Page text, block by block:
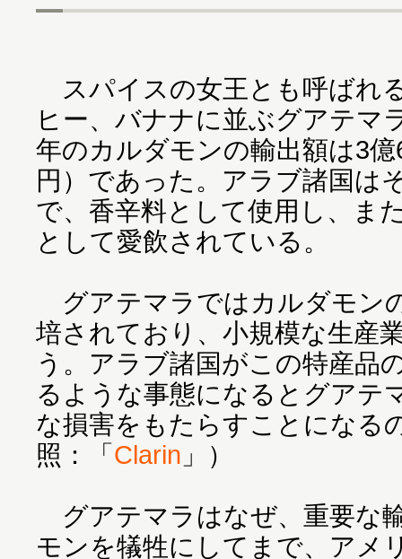
スパイスの女王とも呼ばれ
ヒー、バナナに並ぶグアテマ
年のカルダモンの輸出額は3
円）であった。アラブ諸国は
で、香辛料として使用し、ま
として愛飲されている。
グアテマラではカルダモン
培されており、小規模な生産
う。アラブ諸国がこの特産品
るような事態になるとグアテ
な損害をもたらすことになる
照：「Clarin 」）
グアテマラはなぜ、重要な
モンを犠牲にしてまで、アメ